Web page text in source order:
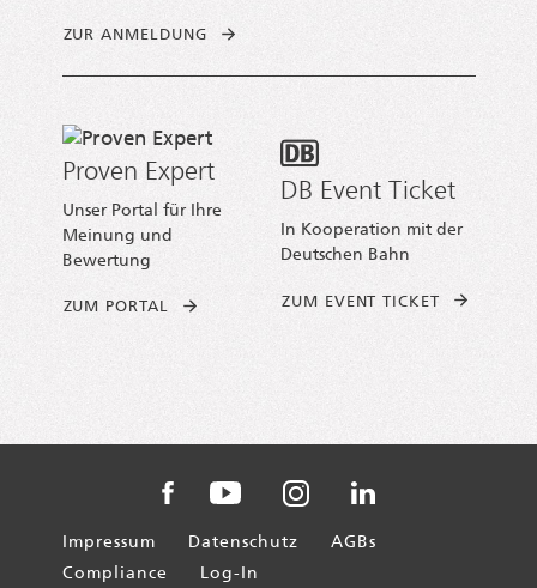
ZUR ANMELDUNG
Proven Expert
Unser Portal für Ihre
Meinung und
Bewertung
ZUM PORTAL
DB Event Ticket
In Kooperation mit der
Deutschen Bahn
ZUM EVENT TICKET
Impressum Datenschutz
AGBs
Compliance
Log-In
AXICA auf Facebook
AXICA auf YouTube
AXICA auf Instagram